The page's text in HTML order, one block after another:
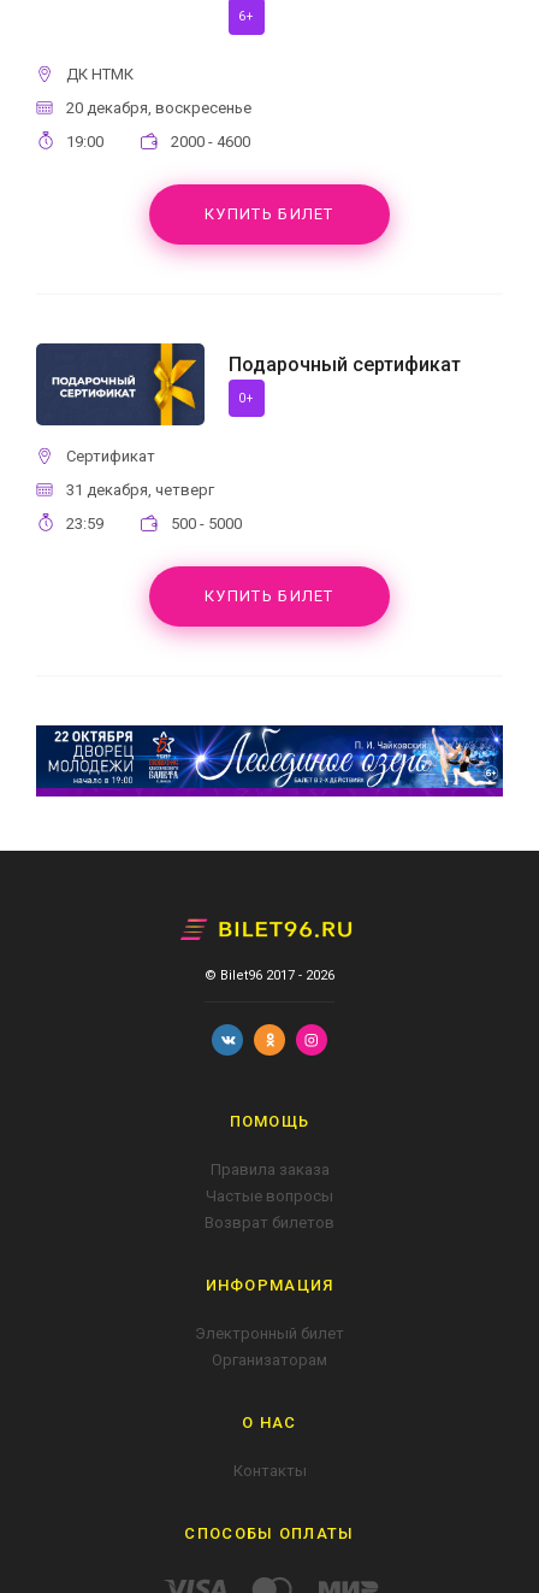
6+
ДК НТМК
20 декабря, воскресенье
19:00
2000 - 4600
КУПИТЬ БИЛЕТ
Подарочный сертификат
0+
Сертификат
31 декабря, четверг
23:59
500 - 5000
КУПИТЬ БИЛЕТ
© Bilet96 2017 - 2026
ПОМОЩЬ
Правила заказа
Частые вопросы
Возврат билетов
ИНФОРМАЦИЯ
Электронный билет
Организаторам
О НАС
Контакты
СПОСОБЫ ОПЛАТЫ